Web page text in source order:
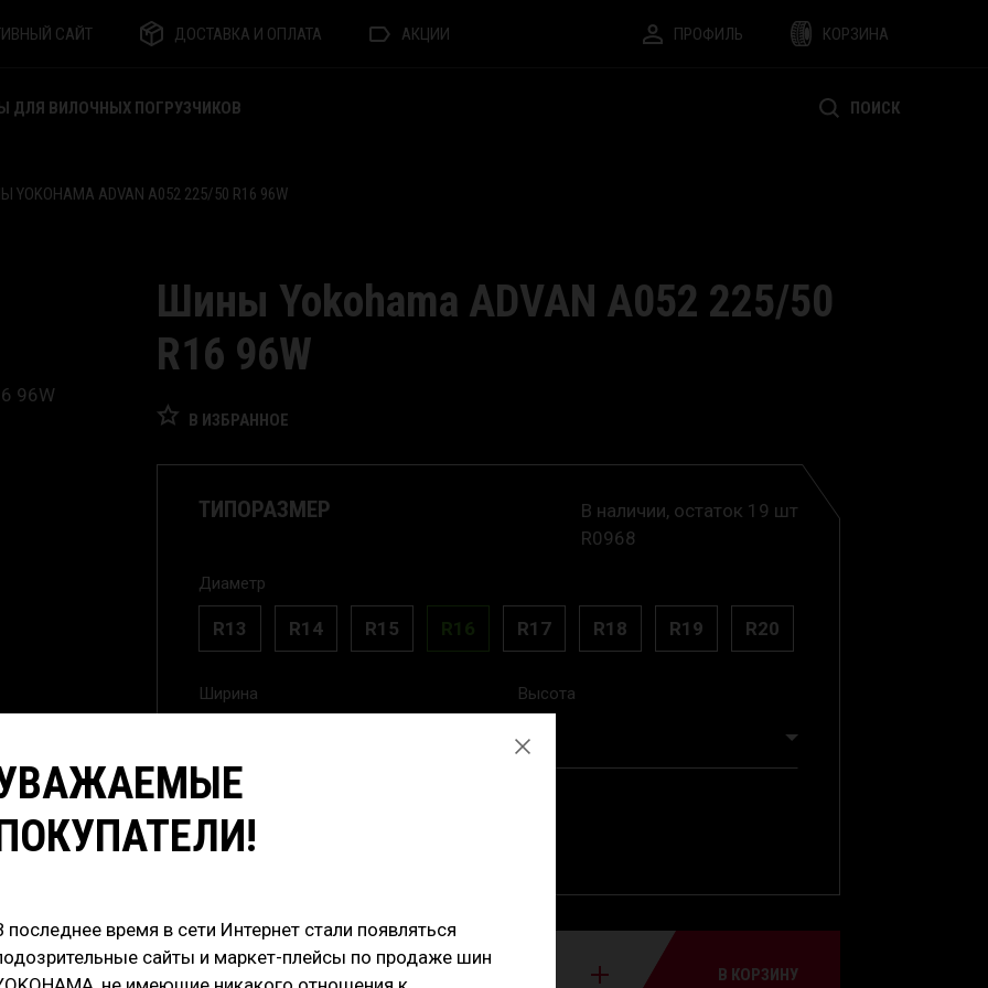
САЙТ ДОСТАВКА И ОПЛАТА АКЦИИ ПРОФИЛЬ КОРЗИНА
ДЛЯ ВИЛОЧНЫХ ПОГРУЗЧИКОВ ПОИСК
YOKOHAMA ADVAN A052 225/50 R16 96W
Шины Yokohama ADVAN A052 225/50
R16 96W
В ИЗБРАННОЕ
ТИПОРАЗМЕР
В наличии, остаток 19 шт
R0968
Диаметр
R13 R14 R15 R16 R17 R18 R19 R20
Ширина
50
Высота
RunFlat
20 200₽/шт
В КОРЗИНУ
последнее время в сети Интернет стали появляться
сайты и маркет-плейсы по продаже шин